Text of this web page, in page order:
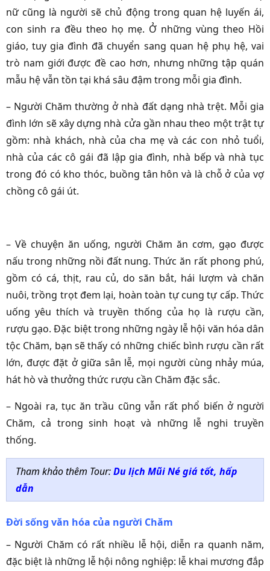
nữ cũng là người sẽ chủ động trong quan hệ luyến ái,
con sinh ra đều theo họ mẹ. Ở những vùng theo Hồi
giáo, tuy gia đình đã chuyển sang quan hệ phụ hệ, vai
trò nam giới được đề cao hơn, nhưng những tập quán
mẫu hệ vẫn tồn tại khá sâu đậm trong mỗi gia đình.
– Người Chăm thường ở nhà đất dạng nhà trệt. Mỗi gia
đình lớn sẽ xây dựng nhà cửa gần nhau theo một trật tự
gồm: nhà khách, nhà của cha mẹ và các con nhỏ tuổi,
nhà của các cô gái đã lập gia đình, nhà bếp và nhà tục
trong đó có kho thóc, buồng tân hôn và là chỗ ở của vợ
chồng cô gái út.
– Về chuyện ăn uống, người Chăm ăn cơm, gạo được
nấu trong những nồi đất nung. Thức ăn rất phong phú,
gồm có cá, thịt, rau củ, do săn bắt, hái lượm và chăn
nuôi, trồng trọt đem lại, hoàn toàn tự cung tự cấp. Thức
uống yêu thích và truyền thống của họ là rượu cần,
rượu gạo. Đặc biệt trong những ngày lễ hội văn hóa dân
tộc Chăm, bạn sẽ thấy có những chiếc bình rượu cần rất
lớn, được đặt ở giữa sân lễ, mọi người cùng nhảy múa,
hát hò và thưởng thức rượu cần Chăm đặc sắc.
– Ngoài ra, tục ăn trầu cũng vẫn rất phổ biến ở người
Chăm, cả trong sinh hoạt và những lễ nghi truyền
thống.
Tham khảo thêm Tour:Du lịch Mũi Né giá tốt, hấp
dẫn
Đời sống văn hóa của người Chăm
– Người Chăm có rất nhiều lễ hội, diễn ra quanh năm,
đặc biệt là những lễ hội nông nghiệp: lễ khai mương đắp